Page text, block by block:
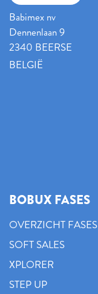
Babimex nv
Dennenlaan 9
2340 BEERSE
BELGIË
BOBUX FASES
OVERZICHT FASES
SOFT SALES
XPLORER
STEP UP